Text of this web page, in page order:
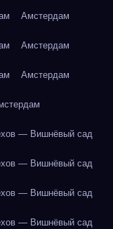
Амстердам
Амстердам
Амстердам
— Вишнёвый сад
— Вишнёвый сад
— Вишнёвый сад
— Вишнёвый сад